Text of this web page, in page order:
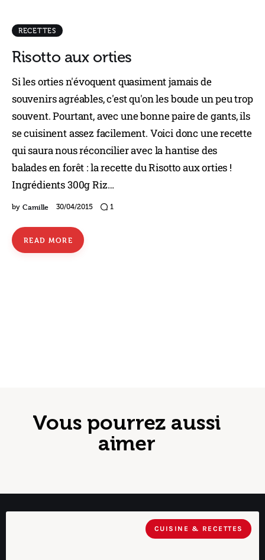
RECETTES
Risotto aux orties
Si les orties n'évoquent quasiment jamais de
souvenirs agréables, c'est qu'on les boude un peu trop
souvent. Pourtant, avec une bonne paire de gants, ils
se cuisinent assez facilement. Voici donc une recette
qui saura nous réconcilier avec la hantise des
balades en forêt : la recette du Risotto aux orties !
Ingrédients 300g Riz…
by Camille 30/04/2015 1
READ MORE
Vous pourrez aussi
aimer
CUISINE & RECETTES